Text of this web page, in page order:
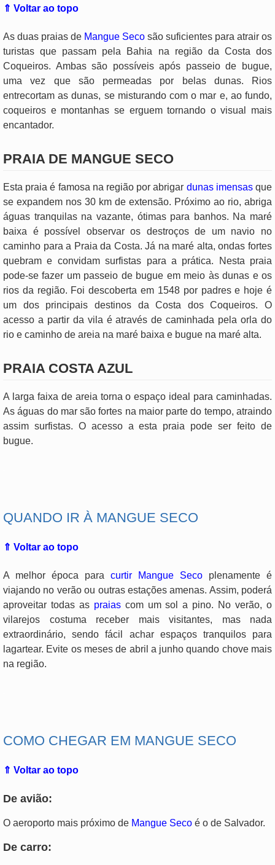
⇑ Voltar ao topo
As duas praias de Mangue Seco são suficientes para atrair os
turistas que passam pela Bahia na região da Costa dos
Coqueiros. Ambas são possíveis após passeio de bugue,
uma vez que são permeadas por belas dunas. Rios
entrecortam as dunas, se misturando com o mar e, ao fundo,
coqueiros e montanhas se erguem tornando o visual mais
encantador.
PRAIA DE MANGUE SECO
Esta praia é famosa na região por abrigar dunas imensasque
se expandem nos 30 km de extensão. Próximo ao rio, abriga
águas tranquilas na vazante, ótimas para banhos. Na maré
baixa é possível observar os destroços de um navio no
caminho para a Praia da Costa. Já na maré alta, ondas fortes
quebram e convidam surfistas para a prática. Nesta praia
pode-se fazer um passeio de bugue em meio às dunas e os
rios da região. Foi descoberta em 1548 por padres e hoje é
um dos principais destinos da Costa dos Coqueiros. O
acesso a partir da vila é através de caminhada pela orla do
rio e caminho de areia na maré baixa e bugue na maré alta.
PRAIA COSTA AZUL
A larga faixa de areia torna o espaço ideal para caminhadas.
As águas do mar são fortes na maior parte do tempo, atraindo
assim surfistas. O acesso a esta praia pode ser feito de
bugue.
QUANDO IR À MANGUE SECO
⇑ Voltar ao topo
A melhor época para curtir Mangue Seco plenamente é
viajando no verão ou outras estações amenas. Assim, poderá
aproveitar todas as praiascom um sol a pino. No verão, o
vilarejos costuma receber mais visitantes, mas nada
extraordinário, sendo fácil achar espaços tranquilos para
lagartear. Evite os meses de abril a junho quando chove mais
na região.
COMO CHEGAR EM MANGUE SECO
⇑ Voltar ao topo
De avião:
O aeroporto mais próximo de Mangue Seco é o de Salvador.
De carro: